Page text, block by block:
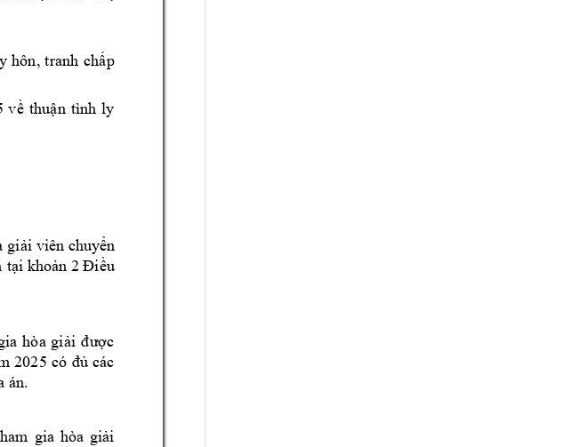
hôn, tranh chấp
về thuận tình ly
giải viên chuyển
tại khoản 2 Điều
hòa giải được
2025 có đủ các
án.
gia hòa giải